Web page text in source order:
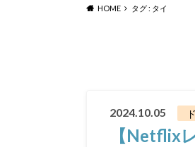
HOME タグ : タイ
2024.10.05
【Netflix